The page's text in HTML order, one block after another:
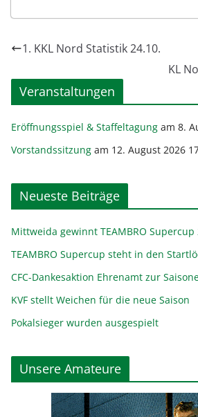
1. KKL Nord Statistik 24.10.
KL
Veranstaltungen
Eröffnungsspiel & Staffeltagung am 8.
Vorstandssitzung am 12. August 2026
Neueste Beiträge
Mittweida gewinnt TEAMBRO Supercup
TEAMBRO Supercup steht in den
CFC-Dankesaktion Ehrenamt zur
KVF stellt Weichen für die neue Saison
Pokalsieger wurden ausgespielt
Unsere Amateure